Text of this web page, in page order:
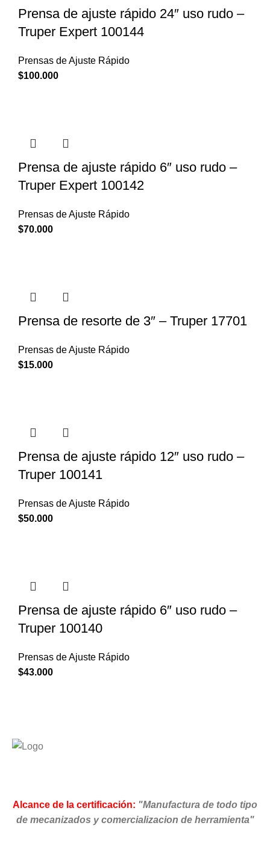
Prensa de ajuste rápido 24″ uso rudo –
Truper Expert 100144
Prensas de Ajuste Rápido
$100.000
Prensa de ajuste rápido 6″ uso rudo –
Truper Expert 100142
Prensas de Ajuste Rápido
$70.000
Prensa de resorte de 3″ – Truper 17701
Prensas de Ajuste Rápido
$15.000
Prensa de ajuste rápido 12″ uso rudo –
Truper 100141
Prensas de Ajuste Rápido
$50.000
Prensa de ajuste rápido 6″ uso rudo –
Truper 100140
Prensas de Ajuste Rápido
$43.000
Alcance de la certificación: "Manufactura de todo tipo
de mecanizados y comercializacion de herramienta"